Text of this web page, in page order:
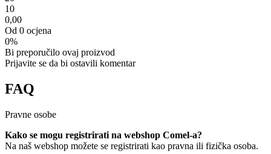
10
0,00
Od 0 ocjena
0%
Bi preporučilo ovaj proizvod
Prijavite se da bi ostavili komentar
FAQ
Pravne osobe
Kako se mogu registrirati na webshop Comel-a?
Na naš webshop možete se registrirati kao pravna ili fizička osoba.